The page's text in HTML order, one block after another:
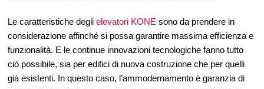
Le caratteristiche degli elevatori KONE sono da prendere in
considerazione affinché si possa garantire massima efficienza e
funzionalità. E le continue innovazioni tecnologiche fanno tutto
ciò possibile, sia per edifici di nuova costruzione che per quelli
già esistenti. In questo caso, l’ammodernamento è garanzia di